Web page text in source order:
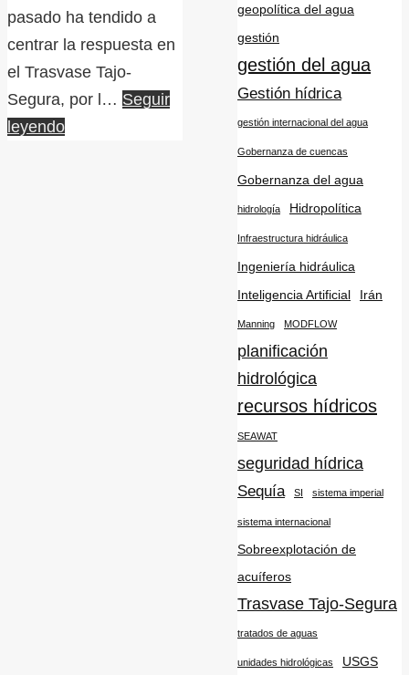
pasado ha tendido a
centrar la respuesta en
el Trasvase Tajo-
Segura, por l… Seguir
leyendo
geopolítica del agua
gestión
gestión del agua
Gestión hídrica
gestión internacional del agua
Gobernanza de cuencas
Gobernanza del agua
hidrología Hidropolítica
Infraestructura hidráulica
Ingeniería hidráulica
Inteligencia Artificial
Irán
Manning MODFLOW
planificación
hidrológica
recursos hídricos
SEAWAT
seguridad hídrica
Sequía SI sistema imperial
sistema internacional
Sobreexplotación de
acuíferos
Trasvase Tajo-Segura
tratados de aguas
unidades hidrológicas USGS